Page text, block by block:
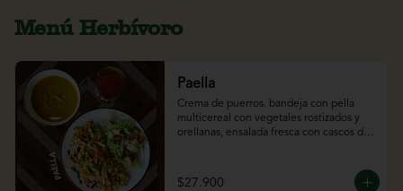
Menú Herbívoro
Paella
Crema de puerros. bandeja con pella
multicereal con vegetales rostizados y
orellanas, ensalada fresca con cascos de
$27.900